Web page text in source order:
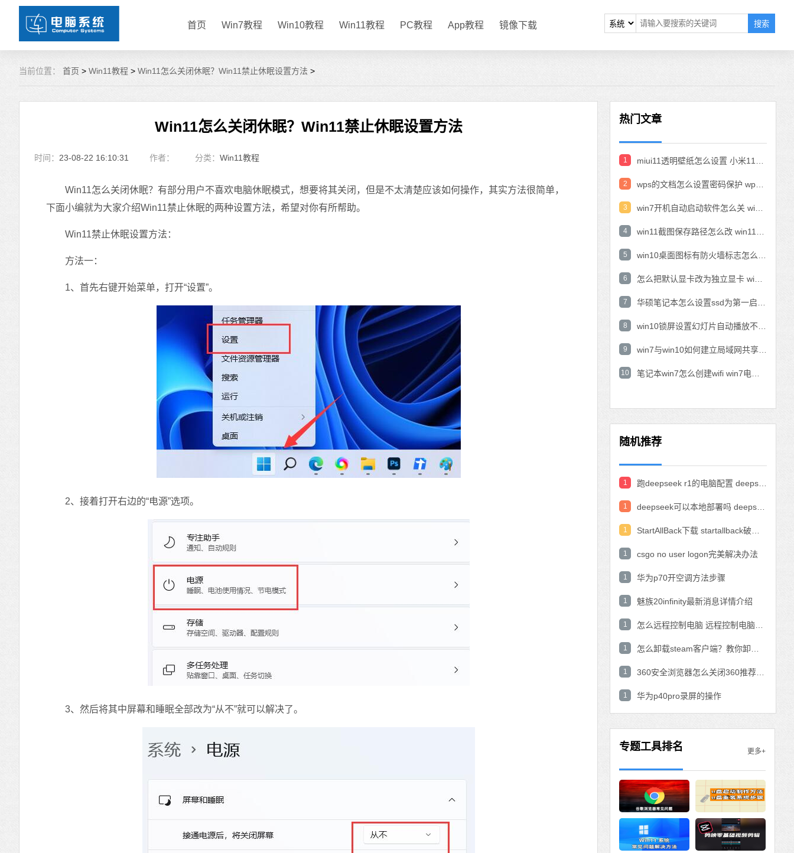
首页 Win7教程 Win10教程 Win11教程 PC教程 App教程 镜像下载 搜索
当前位置： 首页 > Win11教程 > Win11怎么关闭休眠？Win11禁止休眠设置方法 >
Win11怎么关闭休眠？Win11禁止休眠设置方法
时间： 23-08-22 16:10:31 作者： 分类： Win11教程
Win11怎么关闭休眠？有部分用户不喜欢电脑休眠模式，想要将其关闭，但是不太清楚应该如何操作，其实方法很简单，
下面小编就为大家介绍Win11禁止休眠的两种设置方法，希望对你有所帮助。
Win11禁止休眠设置方法：
方法一：
1、首先右键开始菜单，打开“设置”。
2、接着打开右边的“电源”选项。
3、然后将其中屏幕和睡眠全部改为“从不”就可以解决了。
热门文章
1
2
3
4
5
6
7
8
9
10
随机推荐
1
1
1
1 csgo no user logon完美解决办法
1 华为p70开空调方法步骤
1 魅族20infinity最新消息详情介绍
1
1
1
1 华为p40pro录屏的操作
专题工具排名 更多+